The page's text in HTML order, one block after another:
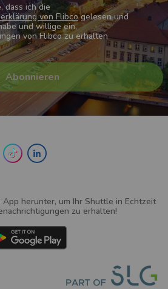
dass ich die
von Flibcogelesen und
und willige ein,
von Flibco zu erhalten
App herunter, um Ihr Shuttle in Echtzeit
zu erhalten!